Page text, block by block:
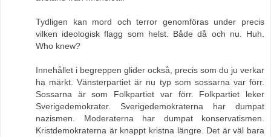
Tydligen kan mord och terror genomföras under precis
vilken ideologisk flagg som helst. Både då och nu. Huh.
Who knew?
Innehållet i begreppen glider också, precis som du ju verkar
ha märkt. Vänsterpartiet är nu typ som sossarna var förr.
Sossarna är som Folkpartiet var förr. Folkpartiet leker
Sverigedemokrater. Sverigedemokraterna har dumpat
nazismen. Moderaterna har dumpat konservatismen.
Kristdemokraterna är knappt kristna längre. Det är väl bara